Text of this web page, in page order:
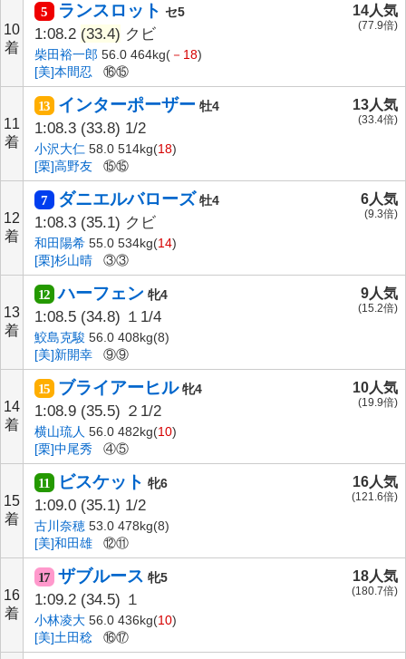
10
着
5 ランスロット セ5
1:08.2 (33.4) クビ
柴田裕一郎 56.0 464kg( －18)
[美]本間忍
⑯⑮
14人気
(77.9倍)
11
着
13 インターポーザー 牡4
1:08.3 (33.8) 1/2
小沢大仁 58.0 514kg(18)
[栗]高野友
⑮⑮
13人気
(33.4倍)
12
着
7 ダニエルバローズ 牡4
1:08.3 (35.1) クビ
和田陽希 55.0 534kg(14)
[栗]杉山晴
③③
6人気
(9.3倍)
13
着
12 ハーフェン 牝4
1:08.5 (34.8) １1/4
鮫島克駿 56.0 408kg(8)
[美]新開幸
⑨⑨
9人気
(15.2倍)
14
着
15 ブライアーヒル 牝4
1:08.9 (35.5) ２1/2
横山琉人 56.0 482kg(10)
[栗]中尾秀
④⑤
10人気
(19.9倍)
15
着
11 ビスケット 牝6
1:09.0 (35.1) 1/2
古川奈穂 53.0 478kg(8)
[美]和田雄
⑫⑪
16人気
(121.6倍)
16
着
17 ザブルース 牝5
1:09.2 (34.5) １
小林凌大 56.0 436kg(10)
[美]土田稔
⑯⑰
18人気
(180.7倍)